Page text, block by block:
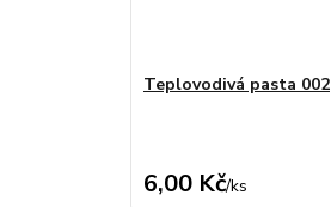
Teplovodivá pasta 002
6,00 Kč/ks